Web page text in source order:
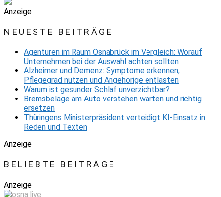
Anzeige
NEUESTE BEITRÄGE
Agenturen im Raum Osnabrück im Vergleich: Worauf
Unternehmen bei der Auswahl achten sollten
Alzheimer und Demenz: Symptome erkennen,
Pflegegrad nutzen und Angehörige entlasten
Warum ist gesunder Schlaf unverzichtbar?
Bremsbeläge am Auto verstehen warten und richtig
ersetzen
Thüringens Ministerpräsident verteidigt KI-Einsatz in
Reden und Texten
Anzeige
BELIEBTE BEITRÄGE
Anzeige